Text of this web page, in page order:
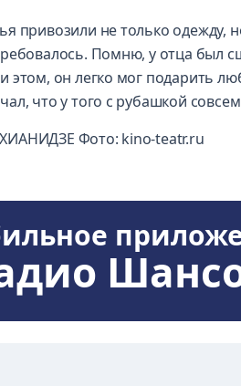
привозили не только
Помню, у отца был
этом, он легко мог подарить
что у того с рубашкой
Фото: kino-teatr.ru